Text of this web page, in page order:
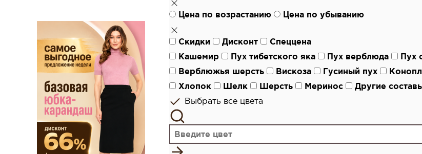
Цена по возрастанию Цена по убыванию
Скидки Дисконт
Спеццена
Кашемир
Пух тибетского яка Пух верблюда Пух
Верблюжья шерсть
Вискоза Гусиный пух
Хлопок
Шелк Шерсть Меринос
Другие
Выбрать все цвета